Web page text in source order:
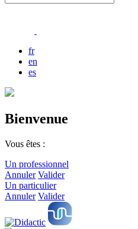
fr
en
es
Bienvenue
Vous êtes :
Un professionnel
Annuler Valider
Un particulier
Annuler Valider